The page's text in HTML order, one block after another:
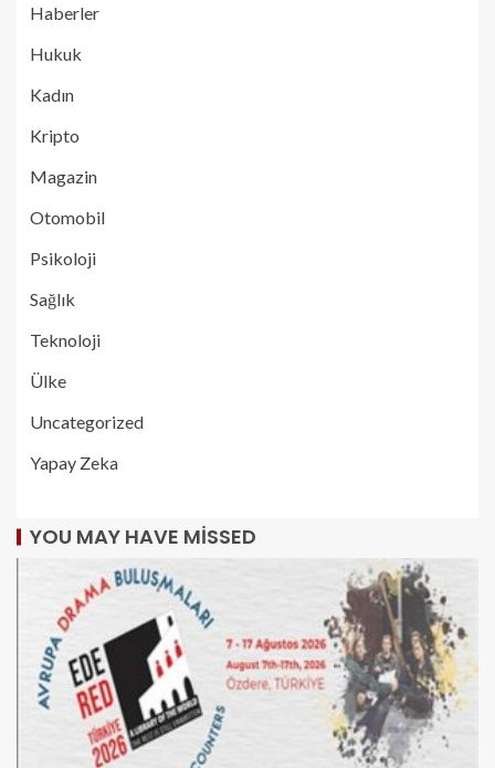
Haberler
Hukuk
Kadın
Kripto
Magazin
Otomobil
Psikoloji
Sağlık
Teknoloji
Ülke
Uncategorized
Yapay Zeka
YOU MAY HAVE MISSED